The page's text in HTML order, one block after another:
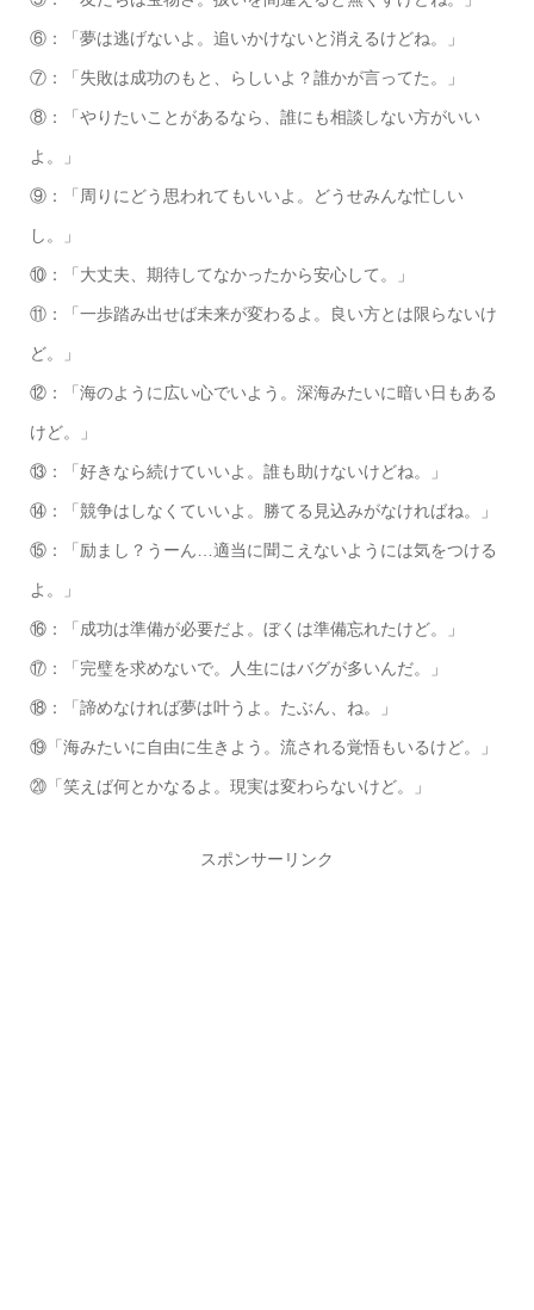
⑥：「夢は逃げないよ。追いかけないと消えるけどね。」
⑦：「失敗は成功のもと、らしいよ？誰かが言ってた。」
⑧：「やりたいことがあるなら、誰にも相談しない方がいい
よ。」
⑨：「周りにどう思われてもいいよ。どうせみんな忙しい
し。」
⑩：「大丈夫、期待してなかったから安心して。」
⑪：「一歩踏み出せば未来が変わるよ。良い方とは限らないけ
ど。」
⑫：「海のように広い心でいよう。深海みたいに暗い日もある
けど。」
⑬：「好きなら続けていいよ。誰も助けないけどね。」
⑭：「競争はしなくていいよ。勝てる見込みがなければね。」
⑮：「励まし？うーん…適当に聞こえないようには気をつける
よ。」
⑯：「成功は準備が必要だよ。ぼくは準備忘れたけど。」
⑰：「完璧を求めないで。人生にはバグが多いんだ。」
⑱：「諦めなければ夢は叶うよ。たぶん、ね。」
⑲「海みたいに自由に生きよう。流される覚悟もいるけど。」
⑳「笑えば何とかなるよ。現実は変わらないけど。」
スポンサーリンク